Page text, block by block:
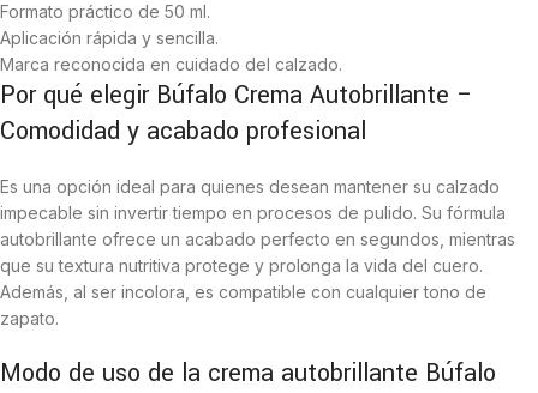
Formato práctico de 50 ml.
Aplicación rápida y sencilla.
Marca reconocida en cuidado del calzado.
Por qué elegir Búfalo Crema Autobrillante –
Comodidad y acabado profesional
Es una opción ideal para quienes desean mantener su calzado
impecable sin invertir tiempo en procesos de pulido. Su fórmula
autobrillante ofrece un acabado perfecto en segundos, mientras
que su textura nutritiva protege y prolonga la vida del cuero.
Además, al ser incolora, es compatible con cualquier tono de
zapato.
Modo de uso de la crema autobrillante Búfalo